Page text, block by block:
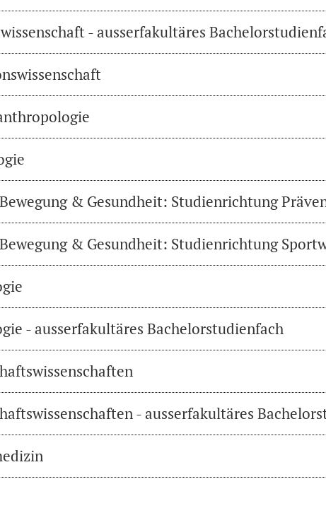
- ausserfakultäres
& Gesundheit: Studienrichtung
& Gesundheit: Studienrichtung
- ausserfakultäres Bachelorstudienfach
- ausserfakultäres